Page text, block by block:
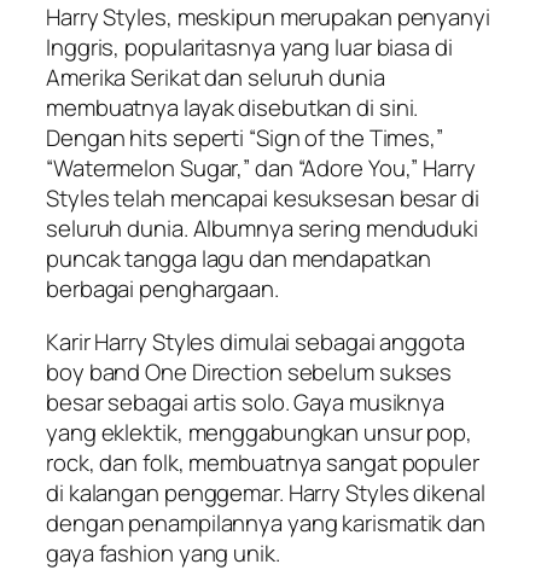
Harry Styles, meskipun merupakan penyanyi
Inggris, popularitasnya yang luar biasa di
Amerika Serikat dan seluruh dunia
membuatnya layak disebutkan di sini.
Dengan hits seperti “Sign of the Times,”
“Watermelon Sugar,” dan “Adore You,” Harry
Styles telah mencapai kesuksesan besar di
seluruh dunia. Albumnya sering menduduki
puncak tangga lagu dan mendapatkan
berbagai penghargaan.
Karir Harry Styles dimulai sebagai anggota
boy band One Direction sebelum sukses
besar sebagai artis solo. Gaya musiknya
yang eklektik, menggabungkan unsur pop,
rock, dan folk, membuatnya sangat populer
di kalangan penggemar. Harry Styles dikenal
dengan penampilannya yang karismatik dan
gaya fashion yang unik.